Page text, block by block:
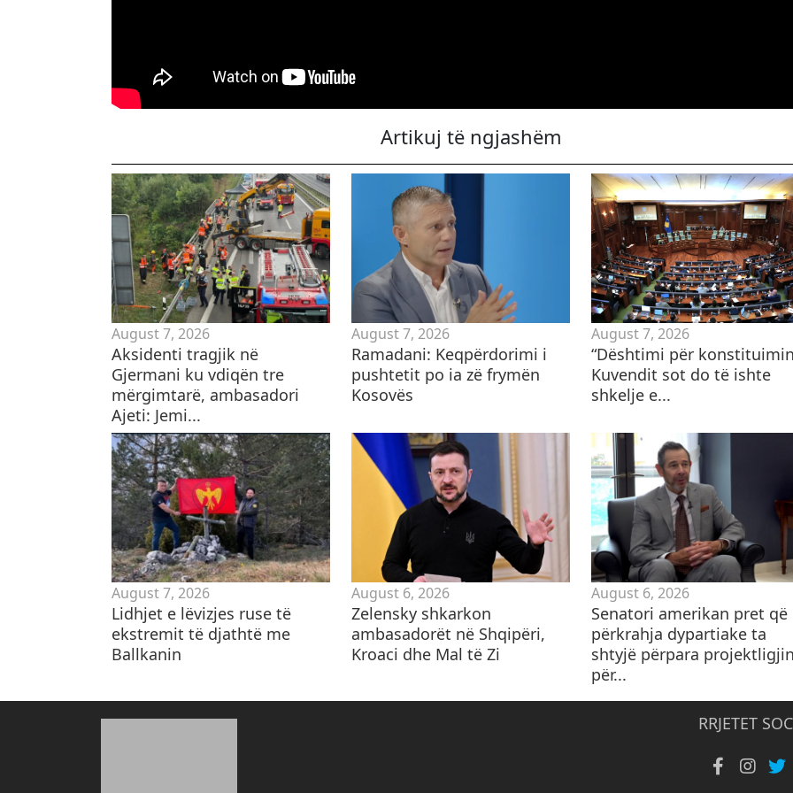
Artikuj të ngjashëm
August 7, 2026
Aksidenti tragjik në
Gjermani ku vdiqën tre
mërgimtarë, ambasadori
Ajeti: Jemi...
August 7, 2026
Ramadani: Keqpërdorimi i
pushtetit po ia zë frymën
Kosovës
August 7, 2026
​“Dështimi për
Kuvendit sot do të ishte
shkelje e...
August 7, 2026
Lidhjet e lëvizjes ruse të
ekstremit të djathtë me
Ballkanin
August 6, 2026
Zelensky shkarkon
ambasadorët në Shqipëri,
Kroaci dhe Mal të Zi
August 6, 2026
Senatori amerikan pret që
përkrahja dypartiake ta
shtyjë përpara
për...
RRJETET